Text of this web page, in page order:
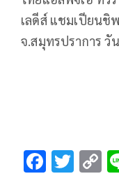
เลดีส์ แชมเปียนชิ
จ.สมุทรปราการ วั
F T C